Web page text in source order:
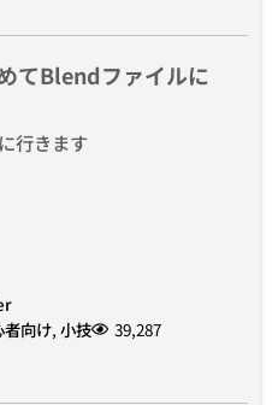
てBlendファイルに
行きます
者向け, 小技 39,287